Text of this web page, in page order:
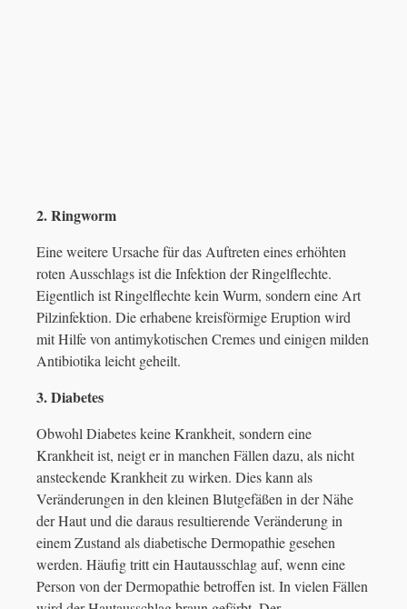
2. Ringworm
Eine weitere Ursache für das Auftreten eines erhöhten
roten Ausschlags ist die Infektion der Ringelflechte.
Eigentlich ist Ringelflechte kein Wurm, sondern eine Art
Pilzinfektion. Die erhabene kreisförmige Eruption wird
mit Hilfe von antimykotischen Cremes und einigen milden
Antibiotika leicht geheilt.
3. Diabetes
Obwohl Diabetes keine Krankheit, sondern eine
Krankheit ist, neigt er in manchen Fällen dazu, als nicht
ansteckende Krankheit zu wirken. Dies kann als
Veränderungen in den kleinen Blutgefäßen in der Nähe
der Haut und die daraus resultierende Veränderung in
einem Zustand als diabetische Dermopathie gesehen
werden. Häufig tritt ein Hautausschlag auf, wenn eine
Person von der Dermopathie betroffen ist. In vielen Fällen